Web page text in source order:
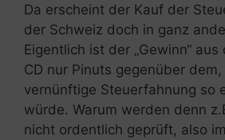
Da erscheint der Kauf der
der Schweiz doch in ganz
Eigentlich ist der „Gewinn“
CD nur Pinuts gegenüber
vernünftige Steuerfahnung so
würde. Warum werden denn
nicht ordentlich geprüft, also